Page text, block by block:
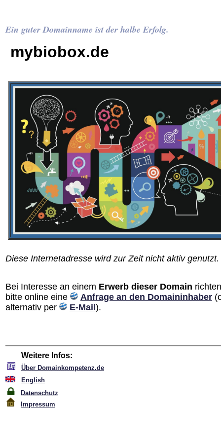
Ein guter Domainname ist der halbe Erfolg.
mybiobox.de
Diese Internetadresse wird zur Zeit nicht aktiv genutzt.
Bei Interesse an einem Erwerb dieser Domain
bitte online eine
Anfrage an den Domain­inhaber
alternativ per
E-Mail ).
Weitere Infos:
Über Domainkompetenz.de
English
Datenschutz
Impressum